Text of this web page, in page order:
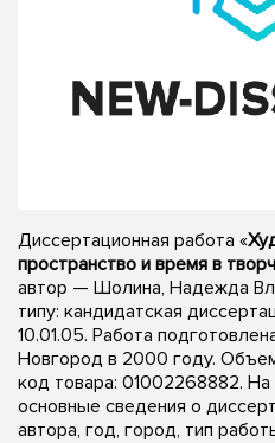
Диссертационная работа «
пространство и время в
автор — Шолина, Надежда
типу: кандидатская
10.01.05. Работа
Новгород в 2000 году.
код товара: 01002268882.
основные сведения о
автора, год, город, тип